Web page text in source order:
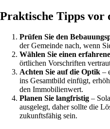
Praktische Tipps vor
Prüfen Sie den
der Gemeinde nach, wenn
Wählen Sie einen
örtlichen Vorschriften
Achten Sie auf die Optik –
ins Gesamtbild einfügt,
den Immobilienwert.
Planen Sie langfristig –
ausgelegt, daher sollte die
zukunftsfähig sein.